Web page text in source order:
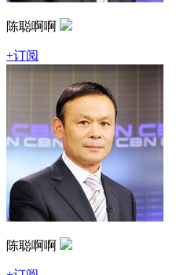
陈聪啊啊
+订阅
陈聪啊啊